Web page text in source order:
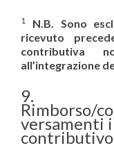
1
N.B. Sono
ricevuto
contributiva
all’integrazione
9.
Rimborso/
versamenti
contributivo